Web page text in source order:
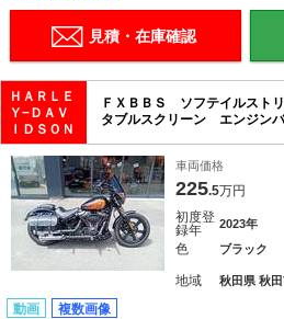
見積・在庫確認
ＨＡＲＬＥ
Ｙ−ＤＡＶ
ＩＤＳＯＮ
ＦＸＢＢＳ ソフテイルスト
タブルスクリーン エンジ
車両価格
225.5万円
初度登
録年
2023年
色 ブラック
地域 秋田県 秋
動画 複数画像